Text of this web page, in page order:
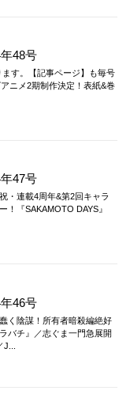
48号
す。【記事ページ】も毎号
ニメ2期制作決定！表紙&巻
47号
・連載4周年&第2回キャラ
！『SAKAMOTO DAYS』
46号
く陰謀！所有者暗殺編絶好
バチ』／志ぐま一門急展開